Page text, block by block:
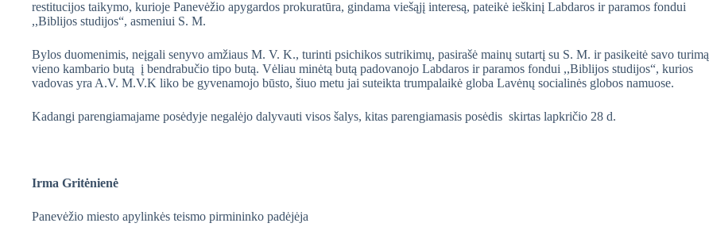
restitucijos taikymo, kurioje Panevėžio apygardos prokuratūra, gindama viešąjį interesą, pateikė ieškinį Labdaros ir paramos fondui
,,Biblijos studijos“, asmeniui S. M.
Bylos duomenimis, neįgali senyvo amžiaus M. V. K., turinti psichikos sutrikimų, pasirašė mainų sutartį su S. M. ir pasikeitė savo turimą
vieno kambario butą į bendrabučio tipo butą. Vėliau minėtą butą padovanojo Labdaros ir paramos fondui ,,Biblijos studijos“, kurios
vadovas yra A.V. M.V.K liko be gyvenamojo būsto, šiuo metu jai suteikta trumpalaikė globa Lavėnų socialinės globos namuose.
Kadangi parengiamajame posėdyje negalėjo dalyvauti visos šalys, kitas parengiamasis posėdis skirtas lapkričio 28 d.
Irma Gritėnienė
Panevėžio miesto apylinkės teismo pirmininko padėjėja